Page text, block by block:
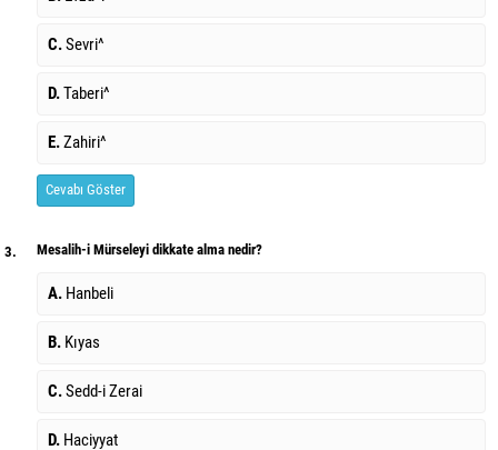
C.Sevri^
D.Taberi^
E.Zahiri^
Cevabı Göster
3. Mesalih-i Mürseleyi dikkate alma nedir?
A. Hanbeli
B. Kıyas
C.Sedd-i Zerai
D. Haciyyat